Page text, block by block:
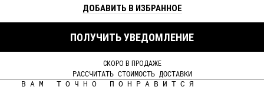
ДОБАВИТЬ В ИЗБРАННОЕ
ПОЛУЧИТЬ УВЕДОМЛЕНИЕ
СКОРО В ПРОДАЖЕ
РАССЧИТАТЬ СТОИМОСТЬ ДОСТАВКИ
ВАМ ТОЧНО ПОНРАВИТСЯ